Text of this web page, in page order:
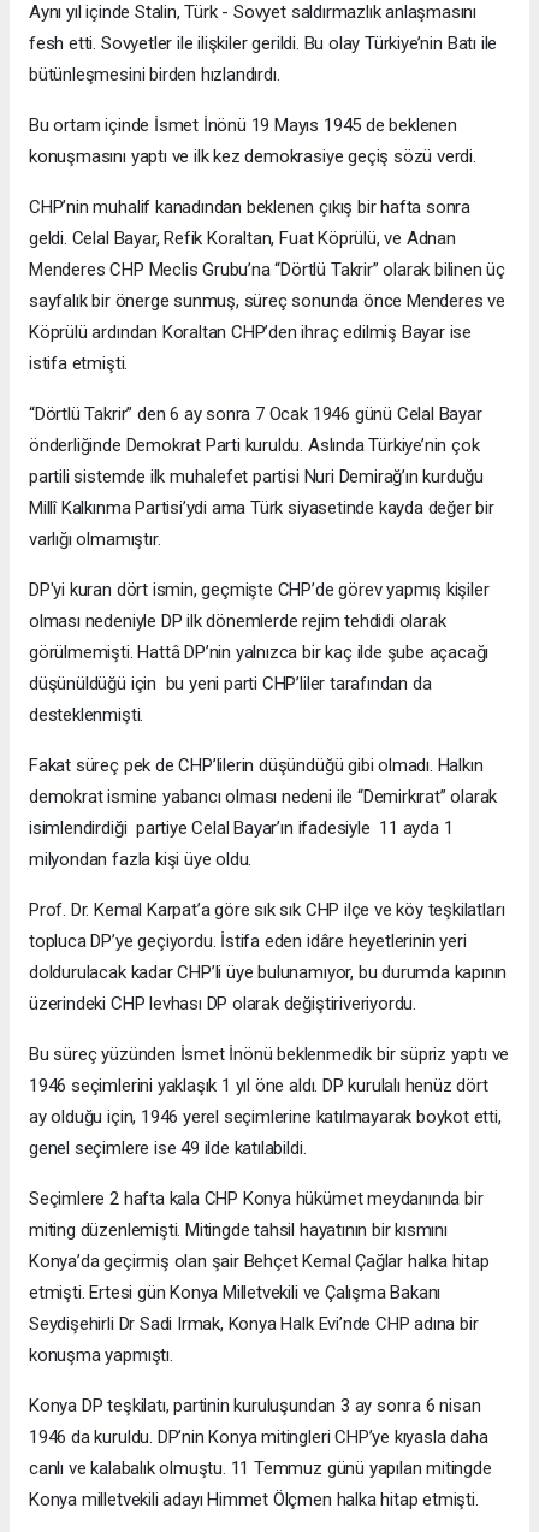
Aynı yıl içinde Stalin, Türk - Sovyet saldırmazlık anlaşmasını
fesh etti. Sovyetler ile ilişkiler gerildi. Bu olay Türkiye’nin Batı ile
bütünleşmesini birden hızlandırdı.
Bu ortam içinde İsmet İnönü 19 Mayıs 1945 de beklenen
konuşmasını yaptı ve ilk kez demokrasiye geçiş sözü verdi.
CHP’nin muhalif kanadından beklenen çıkış bir hafta sonra
geldi. Celal Bayar, Refik Koraltan, Fuat Köprülü, ve Adnan
Menderes CHP Meclis Grubu’na “Dörtlü Takrir” olarak bilinen üç
sayfalık bir önerge sunmuş, süreç sonunda önce Menderes ve
Köprülü ardından Koraltan CHP’den ihraç edilmiş Bayar ise
istifa etmişti.
“Dörtlü Takrir” den 6 ay sonra 7 Ocak 1946 günü Celal Bayar
önderliğinde Demokrat Parti kuruldu. Aslında Türkiye’nin çok
partili sistemde ilk muhalefet partisi Nuri Demirağ’ın kurduğu
Millî Kalkınma Partisi’ydi ama Türk siyasetinde kayda değer bir
varlığı olmamıştır.
DP'yi kuran dört ismin, geçmişte CHP’de görev yapmış kişiler
olması nedeniyle DP ilk dönemlerde rejim tehdidi olarak
görülmemişti. Hattâ DP’nin yalnızca bir kaç ilde şube açacağı
düşünüldüğü için bu yeni parti CHP’liler tarafından da
desteklenmişti.
Fakat süreç pek de CHP’lilerin düşündüğü gibi olmadı. Halkın
demokrat ismine yabancı olması nedeni ile “Demirkırat” olarak
isimlendirdiği partiye Celal Bayar’ın ifadesiyle 11 ayda 1
milyondan fazla kişi üye oldu.
Prof. Dr. Kemal Karpat’a göre sık sık CHP ilçe ve köy teşkilatları
topluca DP’ye geçiyordu. İstifa eden idâre heyetlerinin yeri
doldurulacak kadar CHP’li üye bulunamıyor, bu durumda kapının
üzerindeki CHP levhası DP olarak değiştiriveriyordu.
Bu süreç yüzünden İsmet İnönü beklenmedik bir süpriz yaptı ve
1946 seçimlerini yaklaşık 1 yıl öne aldı. DP kurulalı henüz dört
ay olduğu için, 1946 yerel seçimlerine katılmayarak boykot etti,
genel seçimlere ise 49 ilde katılabildi.
Seçimlere 2 hafta kala CHP Konya hükümet meydanında bir
miting düzenlemişti. Mitingde tahsil hayatının bir kısmını
Konya’da geçirmiş olan şair Behçet Kemal Çağlar halka hitap
etmişti. Ertesi gün Konya Milletvekili ve Çalışma Bakanı
Seydişehirli Dr Sadi Irmak, Konya Halk Evi’nde CHP adına bir
konuşma yapmıştı.
Konya DP teşkilatı, partinin kuruluşundan 3 ay sonra 6 nisan
1946 da kuruldu. DP’nin Konya mitingleri CHP’ye kıyasla daha
canlı ve kalabalık olmuştu. 11 Temmuz günü yapılan mitingde
Konya milletvekili adayı Himmet Ölçmen halka hitap etmişti.